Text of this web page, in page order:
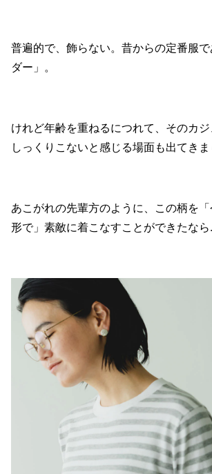
普遍的で、飾らない。昔からの定番服
ダー」。
けれど年齢を重ねるにつれて、そのカ
しっくりこないと感じる場面も出てきま
あこがれの先輩方のように、この柄を
形で」素敵に着こなすことができたな